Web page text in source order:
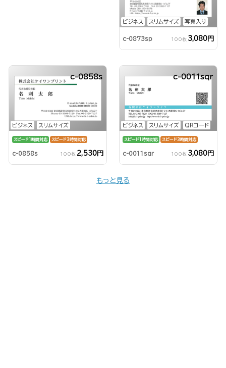
ビジネス スリムサイズ 写真入り
c-0873sp 100枚 3,080円
ビジネス スリムサイズ
c-0858s
スピード1時間対応 スピード3時間対応
c-0858s 100枚 2,530円
ビジネス スリムサイズ QRコード
c-0011sqr
スピード1時間対応 スピード3時間対応
c-0011sqr 100枚 3,080円
もっと見る